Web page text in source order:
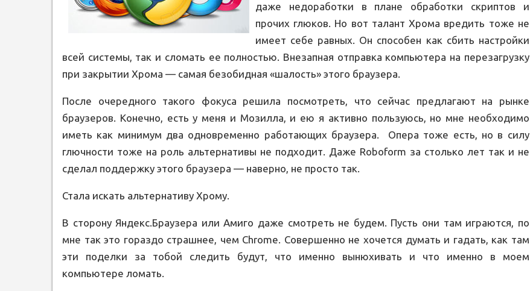
даже недоработки в плане обработки скриптов и
прочих глюков. Но вот талант Хрома вредить тоже не
имеет себе равных. Он способен как сбить настройки
всей системы, так и сломать ее полностью. Внезапная отправка компьютера на перезагрузку
при закрытии Хрома — самая безобидная «шалость» этого браузера.
После очередного такого фокуса решила посмотреть, что сейчас предлагают на рынке
браузеров. Конечно, есть у меня и Мозилла, и ею я активно пользуюсь, но мне необходимо
иметь как минимум два одновременно работающих браузера. Опера тоже есть, но в силу
глючности тоже на роль альтернативы не подходит. Даже Roboform за столько лет так и не
сделал поддержку этого браузера — наверно, не просто так.
Стала искать альтернативу Хрому.
В сторону Яндекс.Браузера или Амиго даже смотреть не будем. Пусть они там играются, по
мне так это гораздо страшнее, чем Chrome. Совершенно не хочется думать и гадать, как там
эти поделки за тобой следить будут, что именно вынюхивать и что именно в моем
компьютере ломать.